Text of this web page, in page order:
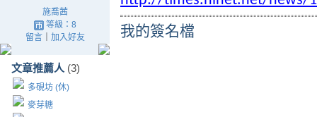
施喬茜
等級：8
留言｜ 加入好友
文章推薦人 (3)
多硯坊 (休)
麥芽糖
我的簽名檔